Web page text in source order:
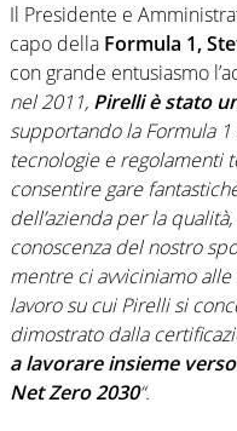
Il Presidente e
capo della Formula 1,
con grande entusiasmo
nel 2011, Pirelli è stato
supportando la Formula
tecnologie e regolamenti
consentire gare
dell’azienda per la
conoscenza del nostro
mentre ci avviciniamo
lavoro su cui Pirelli si
dimostrato dalla
a lavorare insieme
Net Zero 2030“.